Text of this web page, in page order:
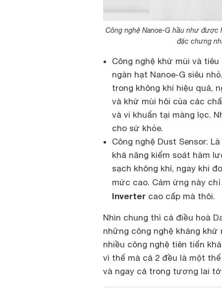
Công nghệ Nanoe-G hầu như được
đặc chưng
Công nghệ khử mùi và
ngàn hạt Nanoe-G siêu
trong không khí hiệu quả,
và khử mùi hôi của các
và vi khuẩn tại màng lọc.
cho sứ khỏe.
Công nghệ Dust Sensor:
khả năng kiểm soát hàm
sạch không khí, ngay khi
mức cao. Cảm ứng này
Inverter cao cấp mà thôi.
Nhìn chung thì cả điều hoà
những công nghệ kháng khử
nhiều công nghệ tiên tiến
vì thế mà cả 2 đều là một
và ngay cả trong tương lai